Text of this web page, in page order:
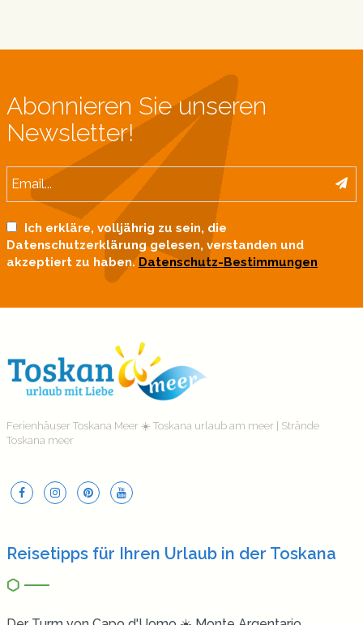
Abonnieren Sie unseren
Newsletter!
Ich erkläre, volljährig zu sein, die
Datenschutzerklärung gelesen, verstanden und
akzeptiert zu haben.Datenschutz-Bestimmungen
Ferienhäuser Toskana Meer ☀️ Toskana urlaub am meer | Strände
Toskana meer
Reisetipps für Ihren Urlaub in der Toskana